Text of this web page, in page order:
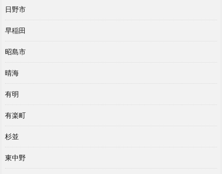
日野市
早稲田
昭島市
晴海
有明
有楽町
杉並
東中野